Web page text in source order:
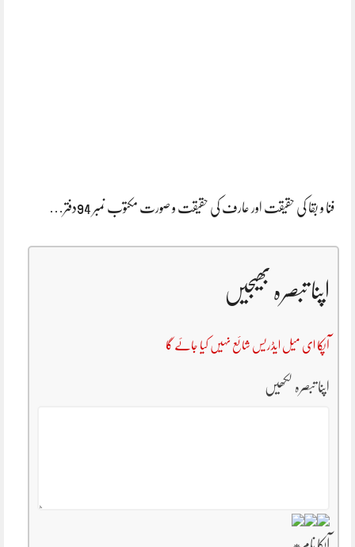
فنا و بقا کی حقیقت اور عارف کی حقیقت و صورت مکتوب نمبر 94دفتر…
اپنا تبصرہ بھیجیں
آپکا ای میل ایڈریس شائع نہیں کیا جائے گا
اپنا تبصرہ لکھیں
آپکا نام*